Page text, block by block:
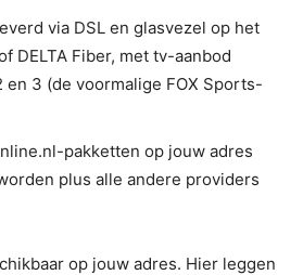
via DSL en glasvezel op het
DELTA Fiber, met tv-aanbod
en 3 (de voormalige FOX Sports-
pakketten op jouw adres
plus alle andere providers
op jouw adres. Hier leggen